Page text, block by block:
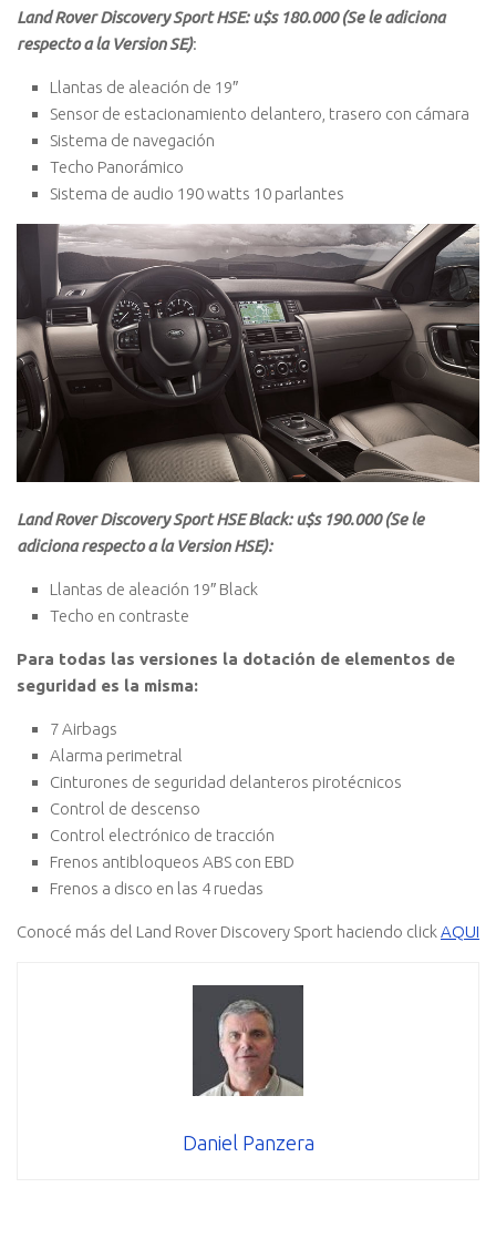
Land Rover Discovery Sport HSE: u$s 180.000 (Se le adiciona
respecto a la Version SE):
Llantas de aleación de 19″
Sensor de estacionamiento delantero, trasero con cámara
Sistema de navegación
Techo Panorámico
Sistema de audio 190 watts 10 parlantes
Land Rover Discovery Sport HSE Black: u$s 190.000 (Se le
adiciona respecto a la Version HSE):
Llantas de aleación 19″ Black
Techo en contraste
Para todas las versiones la dotación de elementos de
seguridad es la misma:
7 Airbags
Alarma perimetral
Cinturones de seguridad delanteros pirotécnicos
Control de descenso
Control electrónico de tracción
Frenos antibloqueos ABS con EBD
Frenos a disco en las 4 ruedas
Conocé más del Land Rover Discovery Sport haciendo click AQUI
Daniel Panzera